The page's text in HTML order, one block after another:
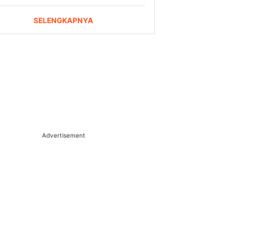
Advertisement